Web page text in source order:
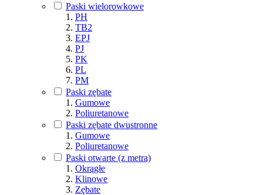
Paski wielorowkowe
PH
TB2
EPJ
PJ
PK
PL
PM
Paski zębate
Gumowe
Poliuretanowe
Paski zębate dwustronne
Gumowe
Poliuretanowe
Paski otwarte (z metra)
Okrągłe
Klinowe
Zębate